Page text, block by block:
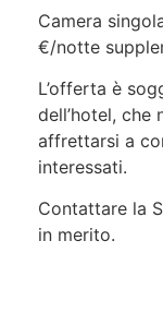
Camera
€/notte
L’offerta è
dell’hotel,
affrettarsi a
interessati.
Contattare la
in merito.